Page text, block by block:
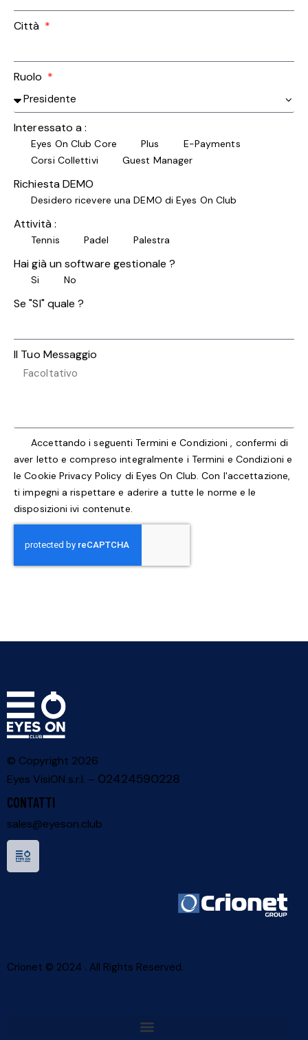
Città
Ruolo
Interessato a :
Eyes On Club Core Plus
E-Payments
Corsi Collettivi
Guest Manager
Richiesta DEMO
Desidero ricevere una DEMO di Eyes On Club
Attività :
Tennis Padel Palestra
Hai già un software gestionale ?
Si No
Se "SI" quale ?
Il Tuo Messaggio
Accettando i seguentiTermini e Condizioni , confermi di
aver letto e compreso integralmente i Termini e Condizioni e
leCookie Privacy Policy di Eyes On Club. Con l'accettazione,
ti impegni a rispettare e aderire a tutte le norme e le
disposizioni ivi contenute.
© Copyright 2026
Eyes VisiON s.r.l. – 02424590228
CONTATTI
sales@eyeson.club
Crionet © 2024 . All Rights Reserved.